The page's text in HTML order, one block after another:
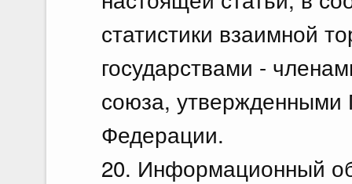
статистики взаимной
государствами -
союза, утвержденными
Федерации.
20. Информационный